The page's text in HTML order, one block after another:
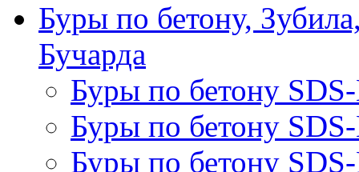
Буры по бетону,
Бучарда
Буры по бетону
Буры по бетону
Буры по бетону